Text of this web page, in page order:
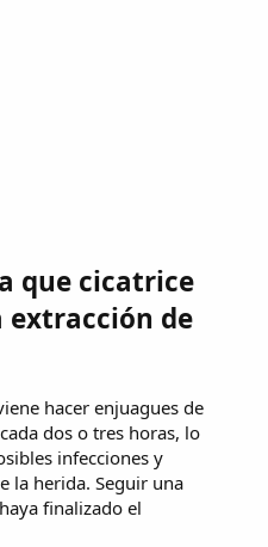
que cicatrice
extracción de
hacer enjuagues de
dos o tres horas, lo
infecciones y
la herida. Seguir una
finalizado el